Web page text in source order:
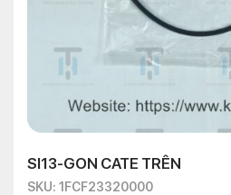
SI13-GON CATE TRÊN
SKU: 1FCF23320000